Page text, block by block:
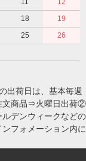
11
12
18
19
25
26
出荷日は、基本毎週
文商品⇒火曜日出荷②
デンウィークなどの
フォメーション内に